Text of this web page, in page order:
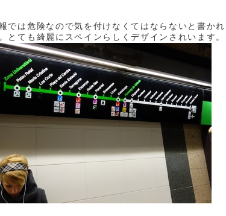
では危険なので気を付けなくてはならないと書か
とても綺麗にスペインらしくデザインされいます。